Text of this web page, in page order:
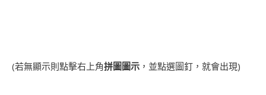
(若無顯示則點擊右上角拼圖圖示 ，並點選圖釘，就會出現)